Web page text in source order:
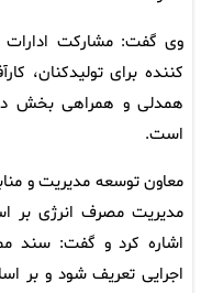
وی گفت: مشارکت ادارات
کننده برای تولیدکنان،
همدلی و همراهی بخش
است.
معاون توسعه مدیریت و
مدیریت مصرف انرژی بر
اشاره کرد و گفت: سند
اجرایی تعریف شود و بر